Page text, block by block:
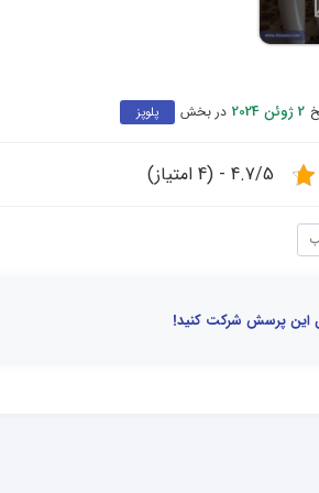
2 ژوئن 2024 در بخش پلوپز
4.7/5 - (4 امتیاز)
این پرسش شرکت کنید!